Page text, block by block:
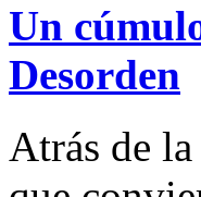
Un
Desorden
Atrás de